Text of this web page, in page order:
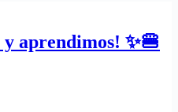
y aprendimos! ✨🍔